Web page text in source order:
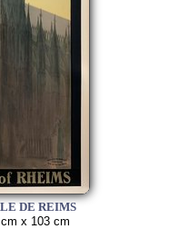
DE REIMS
x 103 cm